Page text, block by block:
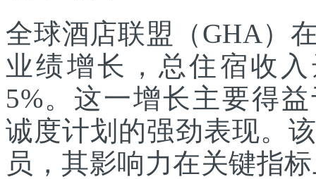
全球酒店联盟（GHA）
业绩增长，总住宿收
5%。这一增长主要得
诚度计划的强劲表现。
员，其影响力在关键指